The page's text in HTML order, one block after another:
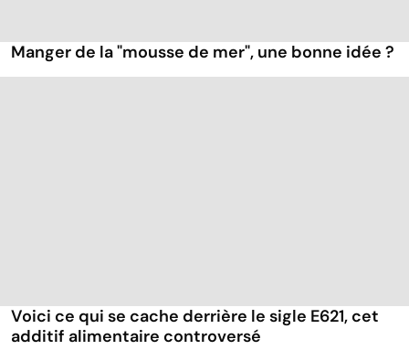
Manger de la "mousse de mer", une bonne idée ?
Voici ce qui se cache derrière le sigle E621, cet
additif alimentaire controversé